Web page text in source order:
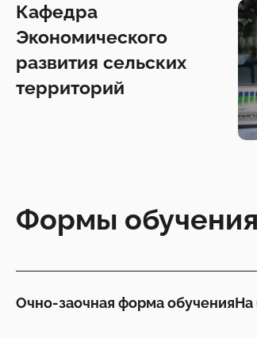
Кафедра
Экономического
развития сельских
территорий
Формы обучения
Очно-заочная форма обученияНа